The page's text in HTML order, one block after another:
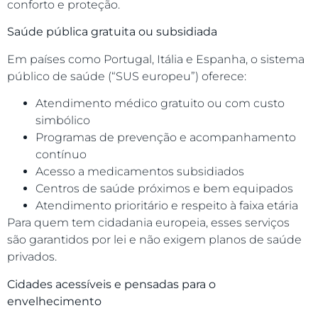
conforto e proteção.
Saúde pública gratuita ou subsidiada
Em países como Portugal, Itália e Espanha, o sistema
público de saúde (“SUS europeu”) oferece:
Atendimento médico gratuito ou com custo
simbólico
Programas de prevenção e acompanhamento
contínuo
Acesso a medicamentos subsidiados
Centros de saúde próximos e bem equipados
Atendimento prioritário e respeito à faixa etária
Para quem tem cidadania europeia, esses serviços
são garantidos por lei e não exigem planos de saúde
privados.
Cidades acessíveis e pensadas para o
envelhecimento